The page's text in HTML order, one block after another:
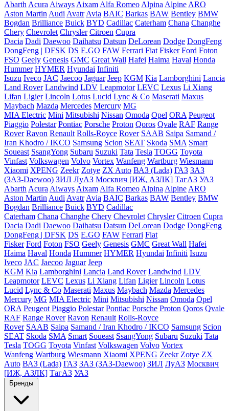
Abarth Acura Aiways Aixam Alfa Romeo Alpina Alpine ARO
Aston Martin Audi Avatr Avia BAIC Barkas BAW Bentley BMW
Bogdan Brilliance Buick BYD Cadillac Caterham Chana Changhe
Chery Chevrolet Chrysler Citroen Cupra
Dacia Dadi Daewoo Daihatsu Datsun DeLorean Dodge DongFeng
DongFeng | DFSK DS E.GO FAW Ferrari Fiat Fisker Ford Foton
FSO Geely Genesis GMC Great Wall Hafei Haima Haval Honda
Hummer HYMER Hyundai Infiniti
Isuzu Iveco JAC Jaecoo Jaguar Jeep KGM Kia Lamborghini Lancia
Land Rover Landwind LDV Leapmotor LEVC Lexus Li Xiang
Lifan Ligier Lincoln Lotus Lucid Lync & Co Maserati Maxus
Maybach Mazda Mercedes Mercury MG
MIA Electric Mini Mitsubishi Nissan Omoda Opel ORA Peugeot
Piaggio Polestar Pontiac Porsche Proton Qoros Qvale RAF Range
Rover Ravon Renault Rolls-Royce Rover SAAB Saipa Samand /
Iran Khodro / IKCO Samsung Scion SEAT Skoda SMA Smart
Soueast SsangYong Subaru Suzuki Tata Tesla TOGG Toyota
Vinfast Volkswagen Volvo Vortex Wanfeng Wartburg Wiesmann
Xiaomi XPENG Zeekr Zotye ZX Auto ВАЗ (Lada) ГАЗ ЗАЗ
(ЗАЗ-Daewoo) ЗИЛ ЛуАЗ Москвич [ИЖ, АЗЛК] ТагАЗ УАЗ
Abarth Acura Aiways Aixam Alfa Romeo Alpina Alpine ARO
Aston Martin Audi Avatr Avia BAIC Barkas BAW Bentley BMW
Bogdan Brilliance Buick BYD Cadillac
Caterham Chana Changhe Chery Chevrolet Chrysler Citroen Cupra
Dacia Dadi Daewoo Daihatsu Datsun DeLorean Dodge DongFeng
DongFeng | DFSK DS E.GO FAW Ferrari Fiat
Fisker Ford Foton FSO Geely Genesis GMC Great Wall Hafei
Haima Haval Honda Hummer HYMER Hyundai Infiniti Isuzu
Iveco JAC Jaecoo Jaguar Jeep
KGM Kia Lamborghini Lancia Land Rover Landwind LDV
Leapmotor LEVC Lexus Li Xiang Lifan Ligier Lincoln Lotus
Lucid Lync & Co Maserati Maxus Maybach Mazda Mercedes
Mercury MG MIA Electric Mini Mitsubishi Nissan Omoda Opel
ORA Peugeot Piaggio Polestar Pontiac Porsche Proton Qoros Qvale
RAF Range Rover Ravon Renault Rolls-Royce
Rover SAAB Saipa Samand / Iran Khodro / IKCO Samsung Scion
SEAT Skoda SMA Smart Soueast SsangYong Subaru Suzuki Tata
Tesla TOGG Toyota Vinfast Volkswagen Volvo Vortex
Wanfeng Wartburg Wiesmann Xiaomi XPENG Zeekr Zotye ZX
Auto ВАЗ (Lada) ГАЗ ЗАЗ (ЗАЗ-Daewoo) ЗИЛ ЛуАЗ Москвич
[ИЖ, АЗЛК] ТагАЗ УАЗ
Бренды